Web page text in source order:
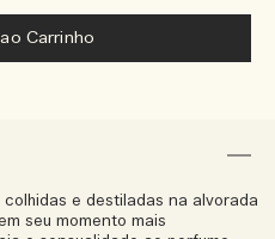
Carrinho
e destiladas na alvorada
seu momento mais